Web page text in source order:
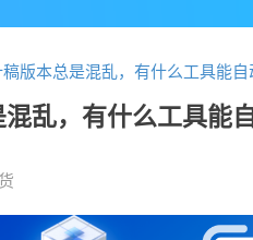
稿版本总是混乱，有什么工具能
乱，有什么工具能